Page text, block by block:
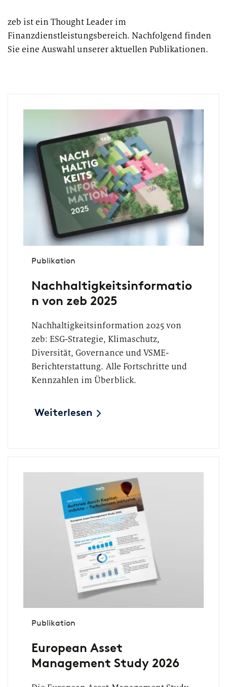
zeb ist ein Thought Leader im
Finanzdienstleistungsbereich. Nachfolgend finden
Sie eine Auswahl unserer aktuellen Publikationen.
Publikation
Nachhaltigkeitsinformatio
n von zeb 2025
Nachhaltigkeitsinformation 2025 von
zeb: ESG-Strategie, Klimaschutz,
Diversität, Governance und VSME-
Berichterstattung. Alle Fortschritte und
Kennzahlen im Überblick.
Weiterlesen
Publikation
European Asset
Management Study 2026